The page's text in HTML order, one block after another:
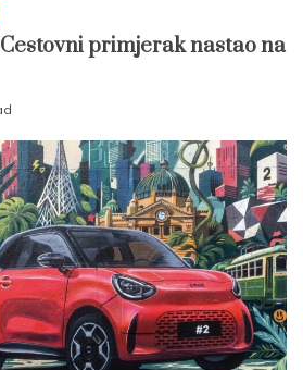
primjerak nastao na